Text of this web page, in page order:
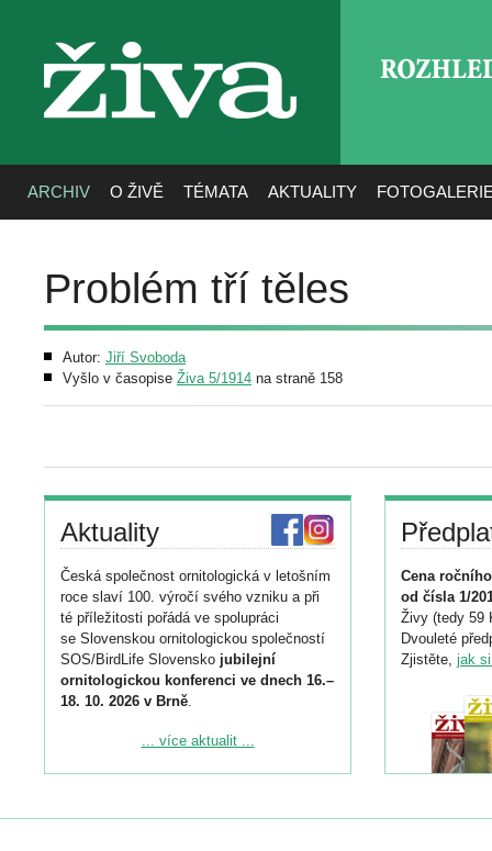
živa
ARCHIV O ŽIVĚ TÉMATA AKTUALITY
Problém tří těles
Autor: Jiří Svoboda
Vyšlo v časopise Živa 5/1914 na straně 158
Aktuality
Česká společnost ornitologická v letošním
roce slaví 100. výročí svého vzniku a při
té příležitosti pořádá ve spolupráci
se Slovenskou ornitologickou společností
SOS/BirdLife Slovensko jubilejní
ornitologickou konferenci ve dnech 16.–
18. 10. 2026 v Brně.
Podrobnější informace ke konferenci
Registrovat se můžete do 6. září.
... více aktualit ...
Cena
od čísla 1/
Živy (tedy 59
Dvouleté
Zjistěte, jak